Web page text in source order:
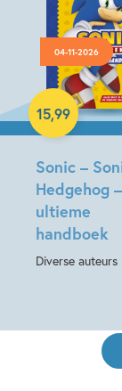
04-11-2026
Sonic –
Hedgehog
ultieme
handboek
Diverse auteurs
15,99
Hardcover